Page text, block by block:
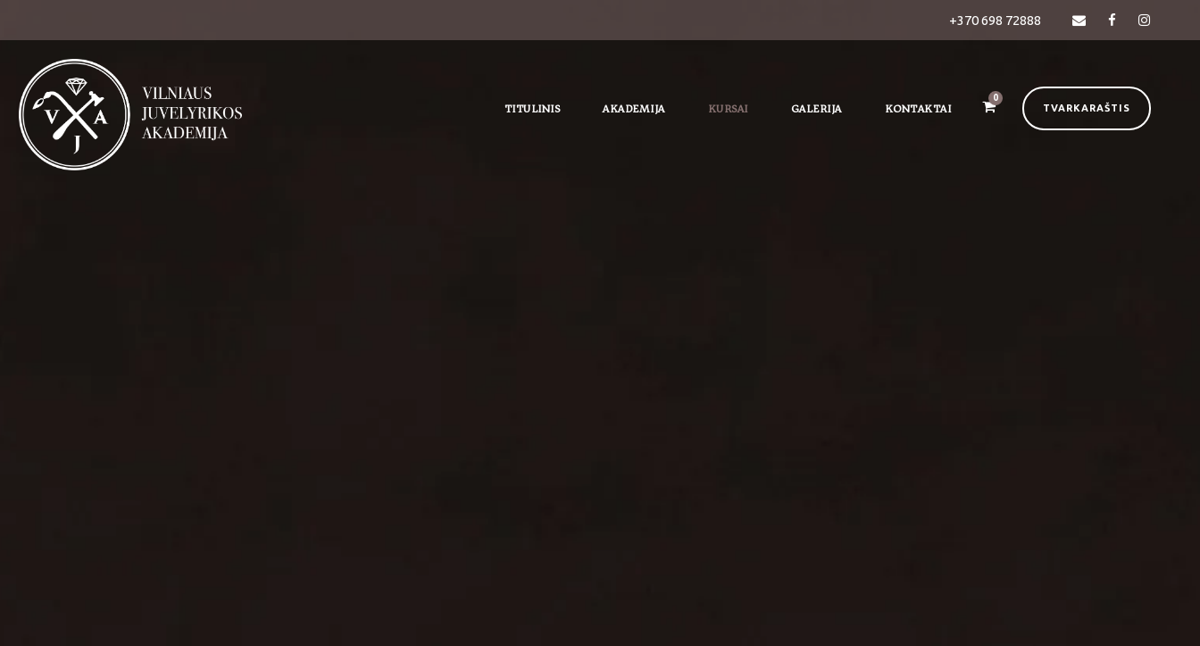
+370 698 72888
TITULINIS AKADEMIJA KURSAI GALERIJA KONTAKTAI
0
TVARKARAŠTIS